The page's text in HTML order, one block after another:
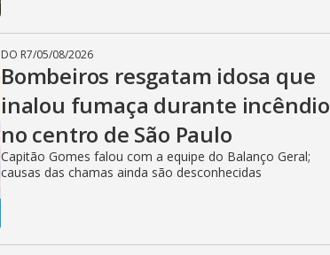
DO R7/05/08/2026
Bombeiros resgatam idosa que
inalou fumaça durante incêndio
no centro de São Paulo
Capitão Gomes falou com a equipe do Balanço Geral;
causas das chamas ainda são desconhecidas